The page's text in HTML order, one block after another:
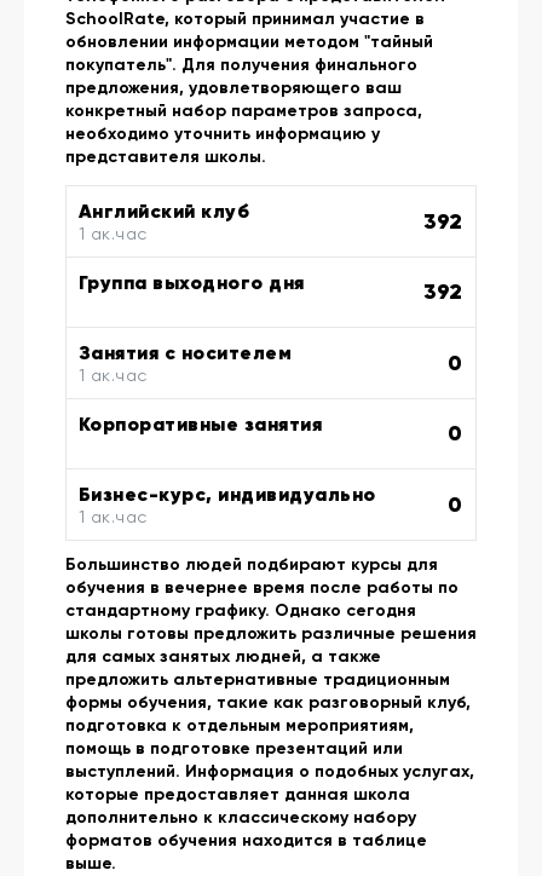
SchoolRate, который принимал участие в
обновлении информации методом "тайный
покупатель". Для получения финального
предложения, удовлетворяющего ваш
конкретный набор параметров запроса,
необходимо уточнить информацию у
представителя школы.
Английский клуб
1 ак.час 392
Группа выходного дня 392
Занятия с носителем
1 ак.час 0
Корпоративные занятия 0
Бизнес-курс, индивидуально
1 ак.час 0
Большинство людей подбирают курсы для
обучения в вечернее время после работы по
стандартному графику. Однако сегодня
школы готовы предложить различные решения
для самых занятых людней, а также
предложить альтернативные традиционным
формы обучения, такие как разговорный клуб,
подготовка к отдельным мероприятиям,
помощь в подготовке презентаций или
выступлений. Информация о подобных услугах,
которые предоставляет данная школа
дополнительно к классическому набору
форматов обучения находится в таблице
выше.